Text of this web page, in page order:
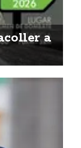
a